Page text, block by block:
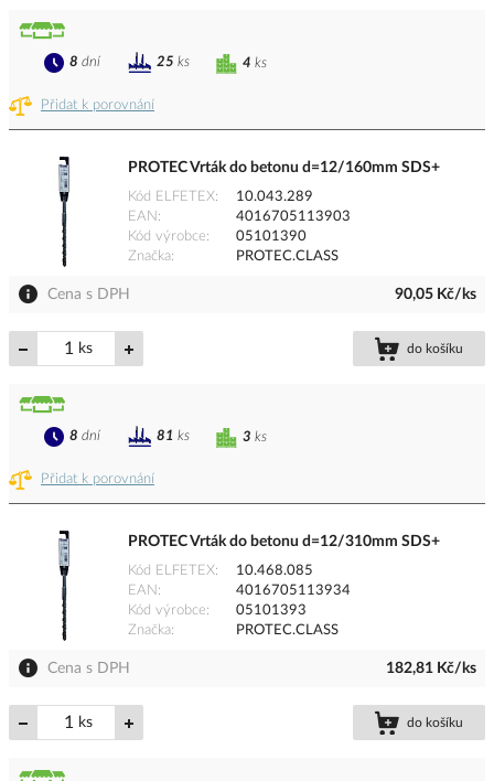
Přidat k porovnání
4 ks
8 dní 25 ks
PROTEC Vrták do betonu d=12/160mm SDS+
Kód ELFETEX
10.043.289
EAN
4016705113903
Kód výrobce
05101390
Značka
PROTEC.CLASS
Cena s DPH 90,05 Kč/ks
ks do košíku
Přidat k porovnání
3 ks
8 dní 81 ks
PROTEC Vrták do betonu d=12/310mm SDS+
Kód ELFETEX
10.468.085
EAN
4016705113934
Kód výrobce
05101393
Značka
PROTEC.CLASS
Cena s DPH 182,81 Kč/ks
ks do košíku